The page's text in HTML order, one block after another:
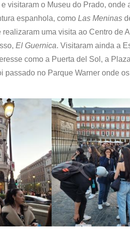
visitaram o Museu do Prado, onde
espanhola, como Las Meninas
uma visita ao Centro de
El Guernica. Visitaram ainda a
como a Puerta del Sol, a
passado no Parque Warner onde